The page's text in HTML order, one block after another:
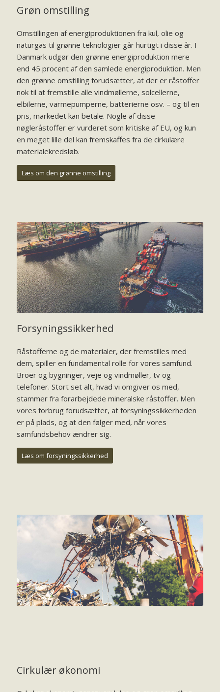
Grøn omstilling
Omstillingen af energiproduktionen fra kul, olie og
naturgas til grønne teknologier går hurtigt i disse år. I
Danmark udgør den grønne energiproduktion mere
end 45 procent af den samlede energiproduktion. Men
den grønne omstilling forudsætter, at der er råstoffer
nok til at fremstille alle vindmøllerne, solcellerne,
elbilerne, varmepumperne, batterierne osv. – og til en
pris, markedet kan betale. Nogle af disse
nøgleråstoffer er vurderet som kritiske af EU, og kun
en meget lille del kan fremskaffes fra de cirkulære
materialekredsløb.
Læs om den grønne omstilling
Forsyningssikkerhed
Råstofferne og de materialer, der fremstilles med
dem, spiller en fundamental rolle for vores samfund.
Broer og bygninger, veje og vindmøller, tv og
telefoner. Stort set alt, hvad vi omgiver os med,
stammer fra forarbejdede mineralske råstoffer. Men
vores forbrug forudsætter, at forsyningssikkerheden
er på plads, og at den følger med, når vores
samfundsbehov ændrer sig.
Læs om forsyningssikkerhed
Cirkulær økonomi